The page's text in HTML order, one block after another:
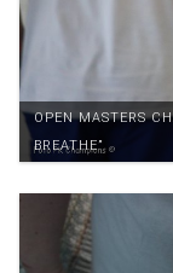
OPEN MASTERS
BREATHE”